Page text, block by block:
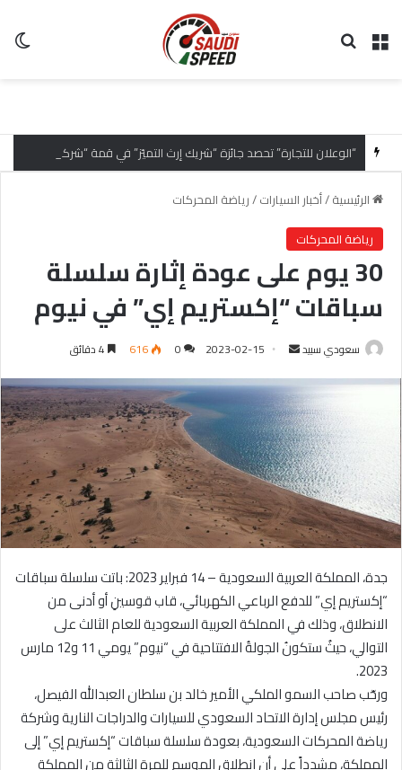
القائمة
الرئيسية/أخبار السيارات/رياضة المحركات
رياضة المحركات
30 يوم على عودة إثارة سلسلة
سباقات “إكستريم إي” في نيوم
سعودي سبيد
س
ل
ب
ر
ي
د
ا
إ
ك
ت
ر
و
ي
ا
2023-02-15
0
616
جدة، المملكة العربية السعودية – 14 فبراير 2023: باتت سلسلة سباقات
“إكستريم إي” للدفع الرباعي الكهربائي، قاب قوسينِ أو أدنى من
الانطلاق، وذلك في المملكة العربية السعودية للعام الثالث على
التوالي، حيثُ ستكونُ الجولةُ الافتتاحية في “نيوم” يومي 11 و12 مارس
2023.
ورحّب صاحب السمو الملكي الأمير خالد بن سلطان العبدالله الفيصل،
رئيس مجلس إدارة الاتحاد السعودي للسيارات والدراجات النارية وشركة
رياضة المحركات السعودية، بعودة سلسلة سباقات “إكستريم إي” إلى
المملكة، مشدداً على أن انطلاق الموسم للمرة الثالثة من المملكة